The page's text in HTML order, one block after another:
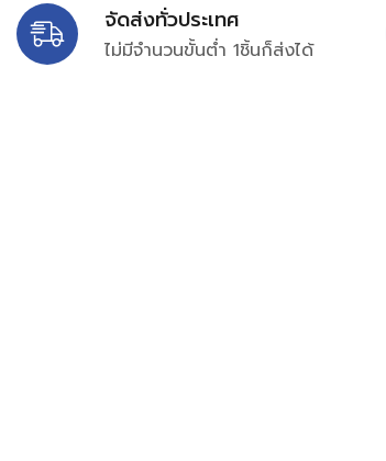
จัดส่งทั่วประเทศ
ไม่มีจำนวนขั้นต่ำ 1ชิ้นก็ส่งได้